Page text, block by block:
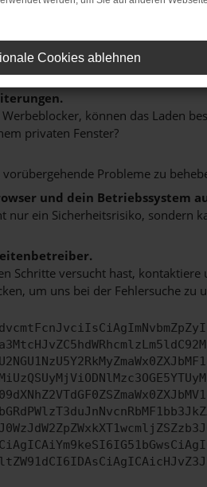
deine Internetverbindung.
Beispiel deine Suchmaschine?
können das Laden
privaten Fenster?
Probleme zu
und dein Betriebssystem
nur ein Sicherheitsrisiko, sondern
Schritte versucht hast,
um uns bei der Fehlersuche zu
Cookies ablehnen